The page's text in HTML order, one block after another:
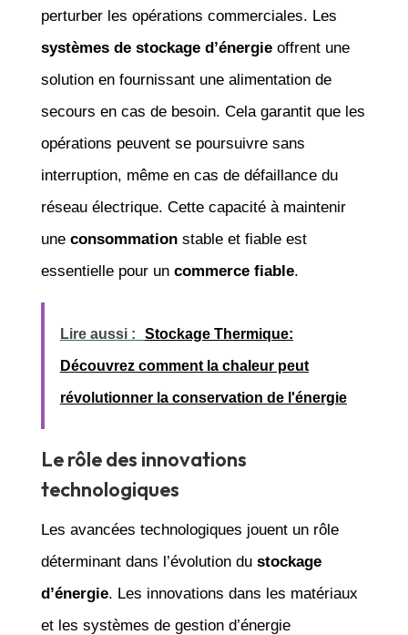
perturber les opérations commerciales. Les
systèmes de stockage d’énergieoffrent une
solution en fournissant une alimentation de
secours en cas de besoin. Cela garantit que les
opérations peuvent se poursuivre sans
interruption, même en cas de défaillance du
réseau électrique. Cette capacité à maintenir
une consommationstable et fiable est
essentielle pour un commerce fiable.
Lire aussi : Stockage Thermique:
Découvrez comment la chaleur peut
révolutionner la conservation de l'énergie
Le rôle des innovations
technologiques
Les avancées technologiques jouent un rôle
déterminant dans l’évolution du stockage
d’énergie. Les innovations dans les matériaux
et les systèmes de gestion d’énergie